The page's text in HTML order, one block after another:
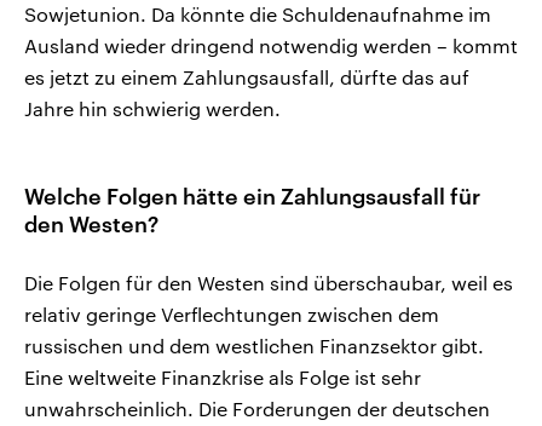
Sowjetunion. Da könnte die Schuldenaufnahme im
Ausland wieder dringend notwendig werden – kommt
es jetzt zu einem Zahlungsausfall, dürfte das auf
Jahre hin schwierig werden.
Welche Folgen hätte ein Zahlungsausfall für
den Westen?
Die Folgen für den Westen sind überschaubar, weil es
relativ geringe Verflechtungen zwischen dem
russischen und dem westlichen Finanzsektor gibt.
Eine weltweite Finanzkrise als Folge ist sehr
unwahrscheinlich. Die Forderungen der deutschen